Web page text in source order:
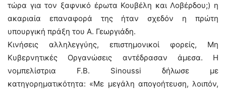
τώρα για τον ξαφνικό έρωτα Κουβέλη και Λοβέρδου;) η
ακαριαία επαναφορά της ήταν σχεδόν η πρώτη
υπουργική πράξη του Α. Γεωργιάδη.
Κινήσεις αλληλεγγύης, επιστημονικοί φορείς, Μη
Κυβερνητικές Οργανώσεις αντέδρασαν άμεσα. Η
νομπελίστρια F.B. Sinoussi δήλωσε με
κατηγορηματικότητα: «Με μεγάλη απογοήτευση, λοιπόν,